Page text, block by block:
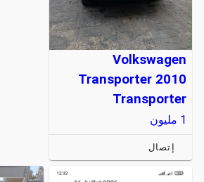
Volkswagen
Transporter 2010
Transporter
1 مليون
إتصال